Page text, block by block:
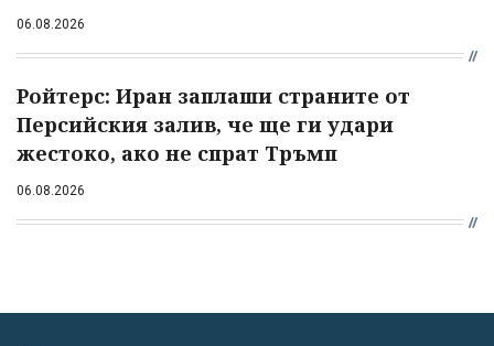
06.08.2026
Ройтерс: Иран заплаши страните от
Персийския залив, че ще ги удари
жестоко, ако не спрат Тръмп
06.08.2026